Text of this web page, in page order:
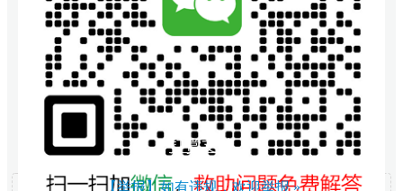
打赏支持
【举报】如有违规，欢迎举报 »